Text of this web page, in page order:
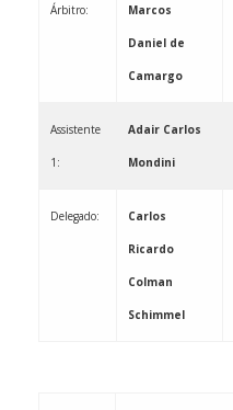
Árbitro: Marcos
Daniel de
Camargo
Assistente
1:
Adair Carlos
Mondini
Delegado: Carlos
Ricardo
Colman
Schimmel